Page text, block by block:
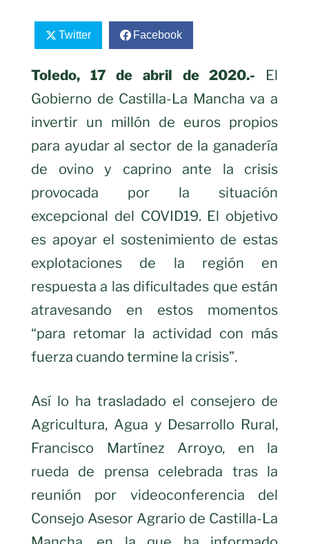
Twitter Facebook
Toledo, 17 de abril de 2020.- El
Gobierno de Castilla-La Mancha va a
invertir un millón de euros propios
para ayudar al sector de la ganadería
de ovino y caprino ante la crisis
provocada por la situación
excepcional del COVID19. El objetivo
es apoyar el sostenimiento de estas
explotaciones de la región en
respuesta a las dificultades que están
atravesando en estos momentos
“para retomar la actividad con más
fuerza cuando termine la crisis”.
Así lo ha trasladado el consejero de
Agricultura, Agua y Desarrollo Rural,
Francisco Martínez Arroyo, en la
rueda de prensa celebrada tras la
reunión por videoconferencia del
Consejo Asesor Agrario de Castilla-La